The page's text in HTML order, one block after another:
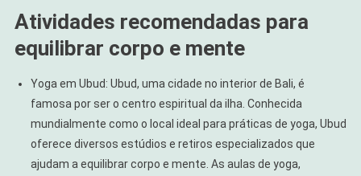
Atividades recomendadas para
equilibrar corpo e mente
Yoga em Ubud: Ubud, uma cidade no interior de Bali, é
famosa por ser o centro espiritual da ilha. Conhecida
mundialmente como o local ideal para práticas de yoga, Ubud
oferece diversos estúdios e retiros especializados que
ajudam a equilibrar corpo e mente. As aulas de yoga,